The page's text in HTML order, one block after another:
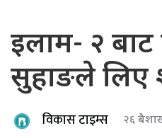
इलाम- २ बाट
सुहाङले
विकास टाइम्स २६